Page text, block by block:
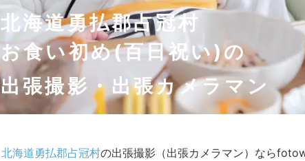
北海道勇払郡占冠村
お食い初め(百日祝い)の
出張撮影・出張カメラマン
北海道勇払郡占冠村の出張撮影（出張カメラマン）なら